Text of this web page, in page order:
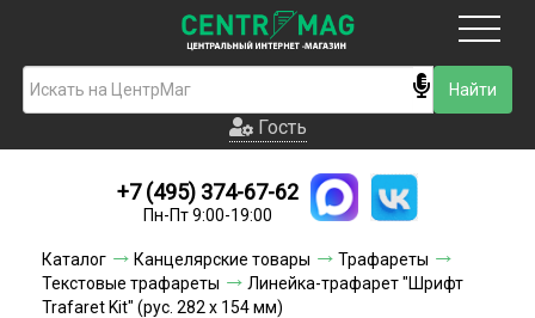
Гость
Новинки
Условия доставки
Условия оплаты
Гость
+7 (495) 374-67-62
Пн-Пт 9:00-19:00
Каталог Канцелярские товары
Трафареты
Текстовые трафареты
Линейка-трафарет "Шрифт
Trafaret Kit" (рус. 282 х 154 мм)